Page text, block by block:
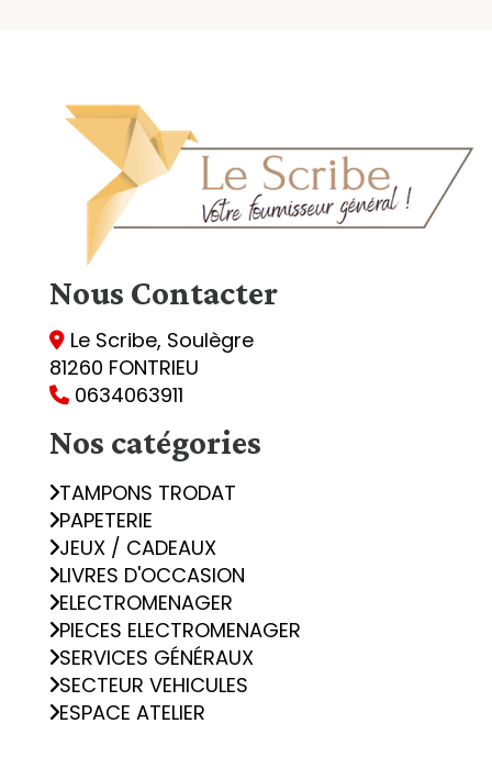
Nous Contacter
 Le Scribe, Soulègre
81260 FONTRIEU
 0634063911
Nos catégories
TAMPONS TRODAT
PAPETERIE
JEUX / CADEAUX
LIVRES D'OCCASION
ELECTROMENAGER
PIECES ELECTROMENAGER
SERVICES GÉNÉRAUX
SECTEUR VEHICULES
ESPACE ATELIER